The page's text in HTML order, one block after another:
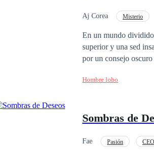
Aj Corea Misterio
En un mundo dividido
superior y una sed
por un consejo
de rebeldes,
de su manada y podría
Lía y Einar encontrar
Hombre lobo
Sombras de
Fae Pasión CEO